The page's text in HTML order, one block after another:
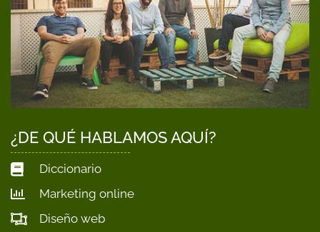
¿DE QUÉ HABLAMOS AQUÍ?
Diccionario
Marketing online
Diseño web